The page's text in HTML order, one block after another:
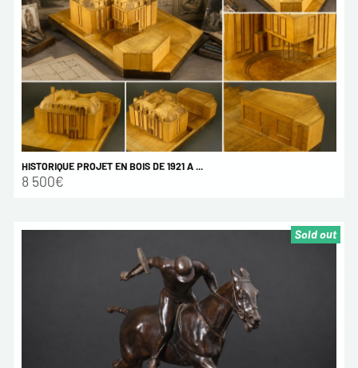
HISTORIQUE PROJET EN BOIS DE 1921 A ...
8 500€
Sold out